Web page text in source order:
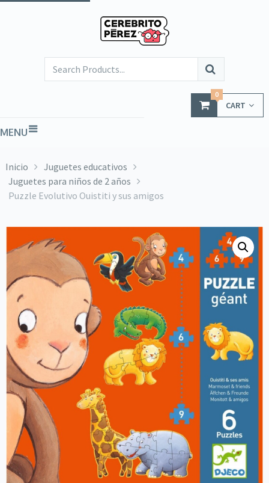
CART
0
MENU
Inicio
Juguetes educativos
Juguetes para niños de 2 años
Puzzle Evolutivo Ouistiti y sus amigos